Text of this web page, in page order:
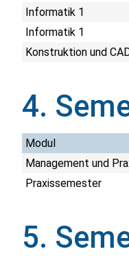
Informatik 1
Informatik 1
Konstruktion und
4.
Modul
Management und
Praxissemester
5.